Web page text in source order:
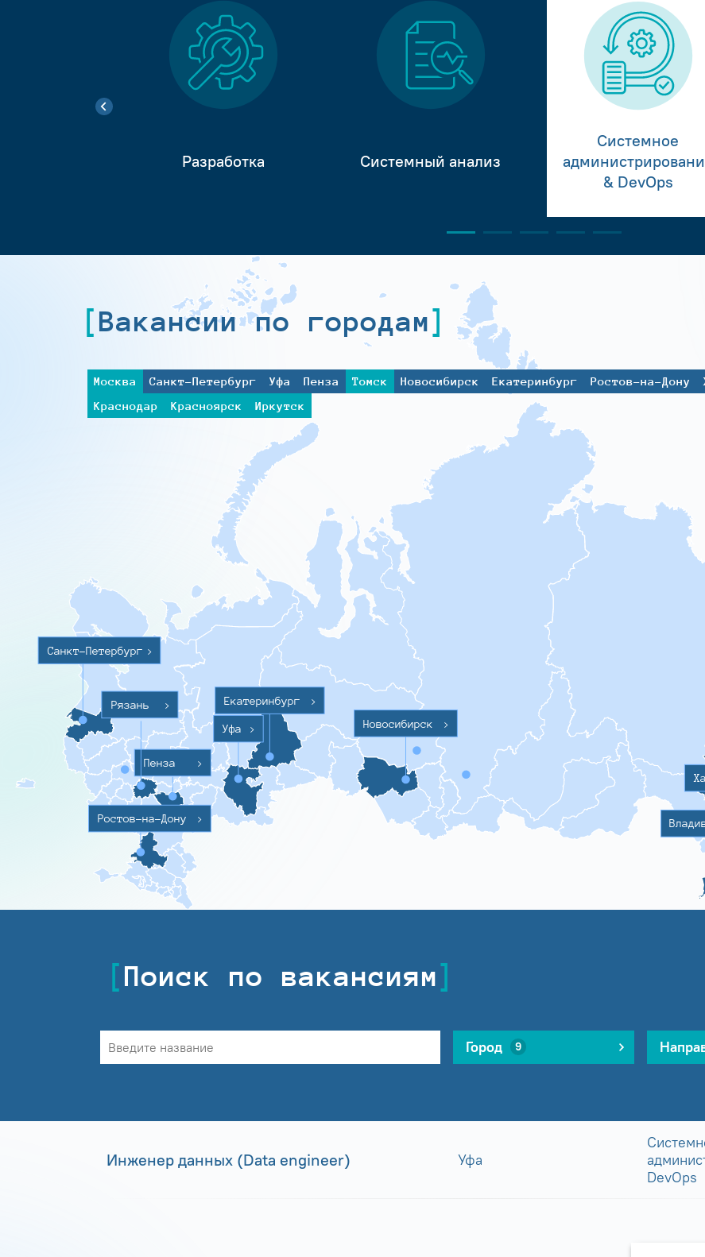
Разработка Системный анализ
Системное
& DevOps
Вакансии по городам
Москва Санкт-Петербург Уфа Пенза Томск Новосибирск Екатеринбург Ростов-на-Дону
Краснодар
Красноярск Иркутск
Санкт-Петербург >
Ростов-на-Дону >
Пенза >
Уфа >
Екатеринбург
>
Новосибирск
>
Рязань >
Поиск по вакансиям
Город 9
Инженер данных (Data engineer) Уфа
DevOps